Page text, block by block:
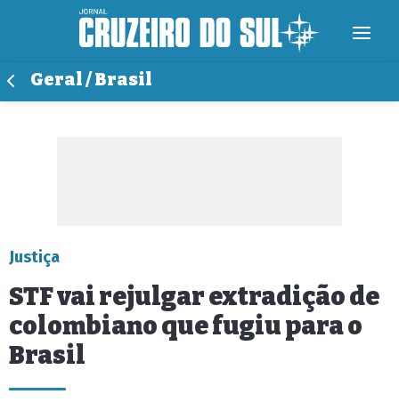
Geral / Brasil
Justiça
STF vai rejulgar extradição de
colombiano que fugiu para o
Brasil